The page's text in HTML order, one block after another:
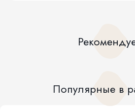
Популярные в